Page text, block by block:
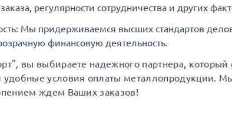
регулярности сотрудничества и других
Мы придерживаемся высших стандартов
финансовую деятельность.
вы выбираете надежного партнера, который
удобные условия оплаты металлопродукции.
ждем Ваших заказов!